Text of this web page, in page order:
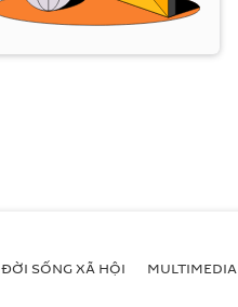
ĐỜI SỐNG XÃ HỘI MULTIMEDIA